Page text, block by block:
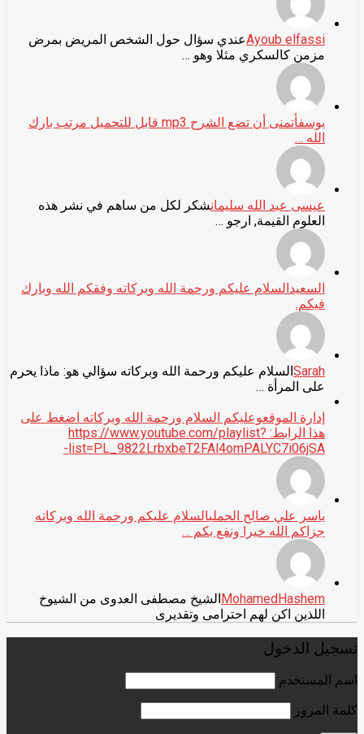
Ayoub elfassiعندي سؤال حول الشخص المريض بمرض
مزمن كالسكري مثلا وهو …
يوسف
أتمنى أن تضع الشرح mp3 قابل للتحميل مرتب بارك
الله …
عيسى عبد الله سليمانشكر لكل من ساهم في نشر هذه
العلوم القيمة, ارجو …
السعيدالسلام عليكم ورحمة الله وبركاته وفقكم الله وبارك
فيكم.
Sarahالسلام عليكم ورحمة الله وبركاته سؤالي هو: ماذا يحرم
على المرأة …
إدارة الموقعوعليكم السلام ورحمة الله وبركاته اضغط على
هذا الرابط: https://www.youtube.com/playlist?
list=PL_9822LrbxbeT2FAl4omPALYC7i06jSA-
ياسر علي صالح الحمليالسلام عليكم ورحمة الله وبركاته
جزاكم الله خيرا ونفع بكم …
MohamedHashemالشيخ مصطفى العدوى من الشيوخ
اللذين اكن لهم احترامى وتقديرى
تسجيل الدخول
اسم المستخدم
كلمة المرور